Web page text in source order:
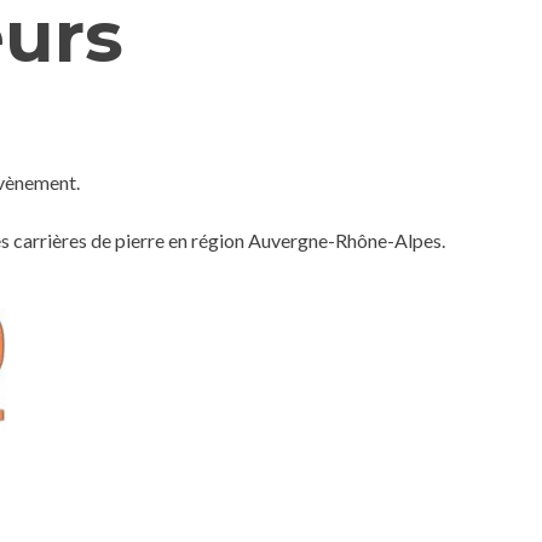
carrières de pierre en région Auvergne-Rhône-Alpes.